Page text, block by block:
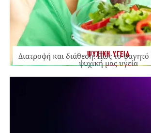
ΨΥΧΙΚΗ ΥΓΕΙΑ
Διατροφή και διάθεση: Πώς το φαγητό
ψυχική μας υγεία